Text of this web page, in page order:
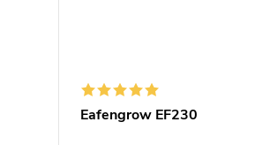
Eafengrow EF230